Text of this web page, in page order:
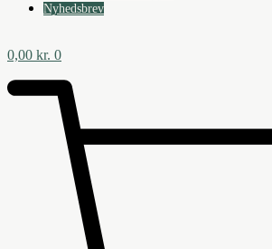
Nyhedsbrev
0,00 kr. 0